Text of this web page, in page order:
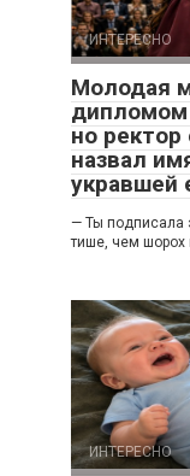
ИНТЕРЕСНО
Молодая
дипломом
но ректор
назвал
укравшей
— Ты подписала
тише, чем шорох
ИНТЕРЕСНО